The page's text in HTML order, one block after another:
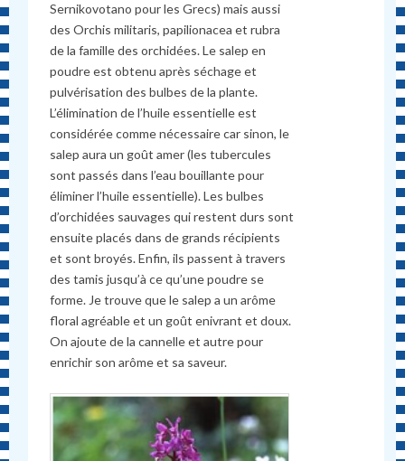
Sernikovotano pour les Grecs) mais aussi
des Orchis militaris, papilionacea et rubra
de la famille des orchidées. Le salep en
poudre est obtenu après séchage et
pulvérisation des bulbes de la plante.
L’élimination de l’huile essentielle est
considérée comme nécessaire car sinon, le
salep aura un goût amer (les tubercules
sont passés dans l’eau bouillante pour
éliminer l’huile essentielle). Les bulbes
d’orchidées sauvages qui restent durs sont
ensuite placés dans de grands récipients
et sont broyés. Enfin, ils passent à travers
des tamis jusqu’à ce qu’une poudre se
forme. Je trouve que le salep a un arôme
floral agréable et un goût enivrant et doux.
On ajoute de la cannelle et autre pour
enrichir son arôme et sa saveur.